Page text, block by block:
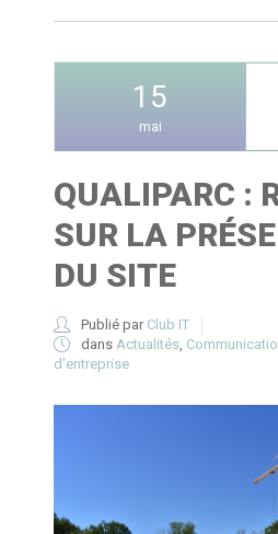
15
mai
QUALIPARC :
SUR LA
DU SITE
Publié par Club IT
dans Actualités
d'entreprise